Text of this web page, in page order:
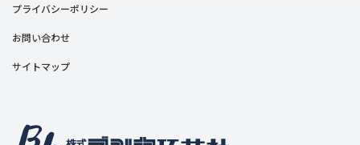
プライバシーポリシー
お問い合わせ
サイトマップ